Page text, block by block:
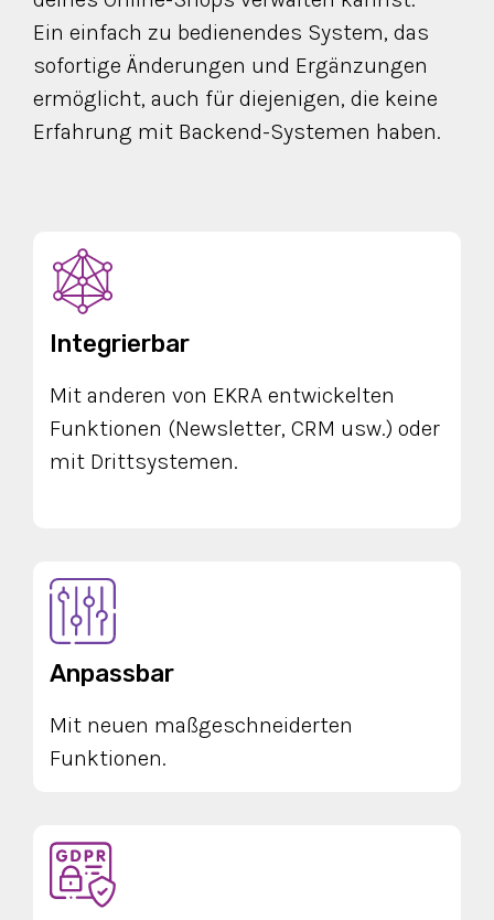
Ein einfach zu bedienendes System, das
sofortige Änderungen und Ergänzungen
ermöglicht, auch für diejenigen, die keine
Erfahrung mit Backend-Systemen haben.
Integrierbar
Mit anderen von EKRA entwickelten
Funktionen (Newsletter, CRM usw.) oder
mit Drittsystemen.
Anpassbar
Mit neuen maßgeschneiderten
Funktionen.